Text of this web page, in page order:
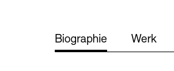
SINN UND FORM
Biographie Werk